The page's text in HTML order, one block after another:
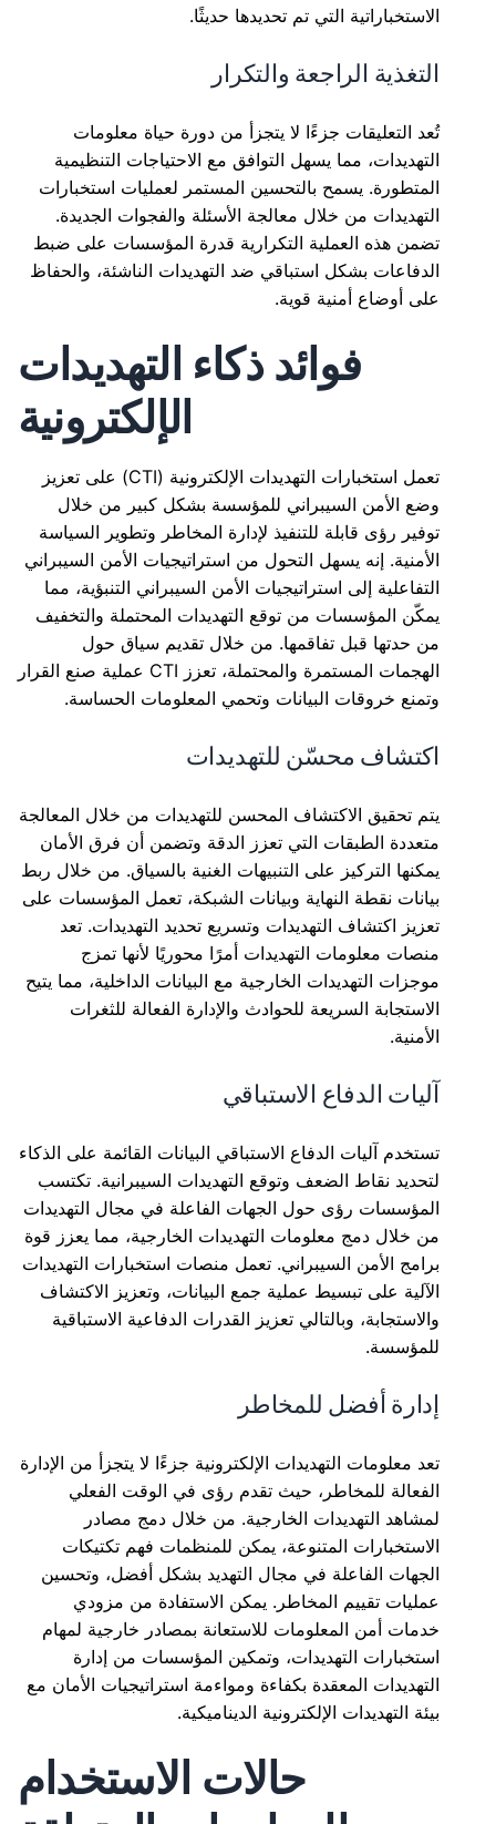
الاستخباراتية التي تم تحديدها حديثًا.
التغذية الراجعة والتكرار
تُعد التعليقات جزءًا لا يتجزأ من دورة حياة معلومات
التهديدات، مما يسهل التوافق مع الاحتياجات التنظيمية
المتطورة. يسمح بالتحسين المستمر لعمليات استخبارات
التهديدات من خلال معالجة الأسئلة والفجوات الجديدة.
تضمن هذه العملية التكرارية قدرة المؤسسات على ضبط
الدفاعات بشكل استباقي ضد التهديدات الناشئة، والحفاظ
على أوضاع أمنية قوية.
فوائد ذكاء التهديدات
الإلكترونية
تعمل استخبارات التهديدات الإلكترونية (CTI) على تعزيز
وضع الأمن السيبراني للمؤسسة بشكل كبير من خلال
توفير رؤى قابلة للتنفيذ لإدارة المخاطر وتطوير السياسة
الأمنية. إنه يسهل التحول من استراتيجيات الأمن السيبراني
التفاعلية إلى استراتيجيات الأمن السيبراني التنبؤية، مما
يمكّن المؤسسات من توقع التهديدات المحتملة والتخفيف
من حدتها قبل تفاقمها. من خلال تقديم سياق حول
الهجمات المستمرة والمحتملة، تعزز CTI عملية صنع القرار
وتمنع خروقات البيانات وتحمي المعلومات الحساسة.
اكتشاف محسّن للتهديدات
يتم تحقيق الاكتشاف المحسن للتهديدات من خلال المعالجة
متعددة الطبقات التي تعزز الدقة وتضمن أن فرق الأمان
يمكنها التركيز على التنبيهات الغنية بالسياق. من خلال ربط
بيانات نقطة النهاية وبيانات الشبكة، تعمل المؤسسات على
تعزيز اكتشاف التهديدات وتسريع تحديد التهديدات. تعد
منصات معلومات التهديدات أمرًا محوريًا لأنها تمزج
موجزات التهديدات الخارجية مع البيانات الداخلية، مما يتيح
الاستجابة السريعة للحوادث والإدارة الفعالة للثغرات
الأمنية.
آليات الدفاع الاستباقي
تستخدم آليات الدفاع الاستباقي البيانات القائمة على الذكاء
لتحديد نقاط الضعف وتوقع التهديدات السيبرانية. تكتسب
المؤسسات رؤى حول الجهات الفاعلة في مجال التهديدات
من خلال دمج معلومات التهديدات الخارجية، مما يعزز قوة
برامج الأمن السيبراني. تعمل منصات استخبارات التهديدات
الآلية على تبسيط عملية جمع البيانات، وتعزيز الاكتشاف
والاستجابة، وبالتالي تعزيز القدرات الدفاعية الاستباقية
للمؤسسة.
إدارة أفضل للمخاطر
تعد معلومات التهديدات الإلكترونية جزءًا لا يتجزأ من الإدارة
الفعالة للمخاطر، حيث تقدم رؤى في الوقت الفعلي
لمشاهد التهديدات الخارجية. من خلال دمج مصادر
الاستخبارات المتنوعة، يمكن للمنظمات فهم تكتيكات
الجهات الفاعلة في مجال التهديد بشكل أفضل، وتحسين
عمليات تقييم المخاطر. يمكن الاستفادة من مزودي
خدمات أمن المعلومات للاستعانة بمصادر خارجية لمهام
استخبارات التهديدات، وتمكين المؤسسات من إدارة
التهديدات المعقدة بكفاءة ومواءمة استراتيجيات الأمان مع
بيئة التهديدات الإلكترونية الديناميكية.
حالات الاستخدام